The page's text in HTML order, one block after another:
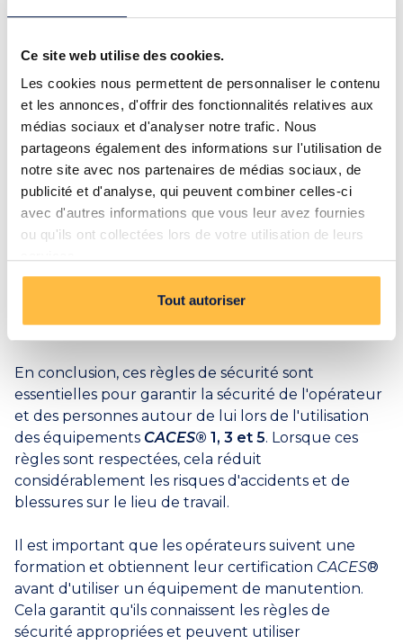
Ce site web utilise des cookies.
Les cookies nous permettent de personnaliser le contenu
et les annonces, d'offrir des fonctionnalités relatives aux
médias sociaux et d'analyser notre trafic. Nous
partageons également des informations sur l'utilisation de
notre site avec nos partenaires de médias sociaux, de
publicité et d'analyse, qui peuvent combiner celles-ci
avec d'autres informations que vous leur avez fournies
ou qu'ils ont collectées lors de votre utilisation de leurs
Tout autoriser
l'équipement en marche. L'opérateur doit toujours
arrêter l'équipement avant de monter ou de
descendre.
Gardez une distance de sécurité
L'opérateur doitmaintenir une distance de
sécurité par rapport aux personnes et aux objets
autour de lui. Il est également important de
maintenir une distance de sécurité par rapport à
d'autres équipements en mouvement sur le
En conclusion, ces règles de sécurité sont
essentielles pour garantir la sécurité de l'opérateur
et des personnes autour de lui lors de l'utilisation
des équipements CACES® 1, 3 et 5. Lorsque ces
règles sont respectées, cela réduit
considérablement les risques d'accidents et de
blessures sur le lieu de travail.
Il est important que les opérateurs suivent une
formation et obtiennent leur certification CACES®
avant d'utiliser un équipement de manutention.
Cela garantit qu'ils connaissent les règles de
sécurité appropriées et peuvent utiliser